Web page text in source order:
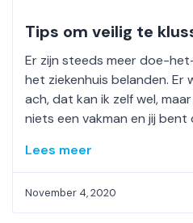
Tips om veilig te
Er zijn steeds meer doe-
het ziekenhuis belanden.
ach, dat kan ik zelf wel,
niets een vakman en jij
Lees meer
November 4, 2020